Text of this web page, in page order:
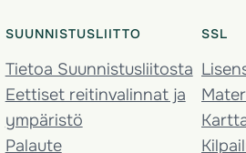
SUUNNISTUSLIITTO
Tietoa Suunnistusliitosta
Eettiset reitinvalinnat ja
ympäristö
Palaute
SSL